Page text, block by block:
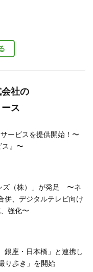
社の
ス
ービスを提供開始！〜
ス』〜
ズ（株）」が発足 〜ネ
併、デジタルテレビ向け
強化〜
座・日本橋」と連携し
り歩き」を開始